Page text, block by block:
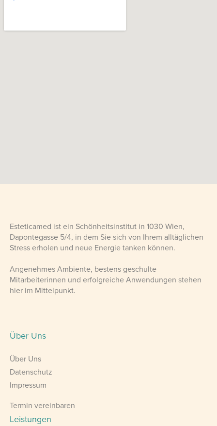
Esteticamed ist ein Schönheitsinstitut in 1030 Wien,
Dapontegasse 5/4, in dem Sie sich von Ihrem alltäglichen
Stress erholen und neue Energie tanken können.
Angenehmes Ambiente, bestens geschulte
Mitarbeiterinnen und erfolgreiche Anwendungen stehen
hier im Mittelpunkt.
Über Uns
Über Uns
Datenschutz
Impressum
Termin vereinbaren
Leistungen